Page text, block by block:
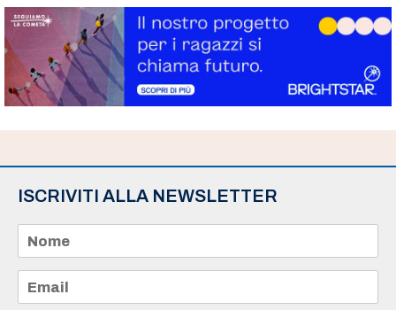
ISCRIVITI ALLA NEWSLETTER
m
e
a